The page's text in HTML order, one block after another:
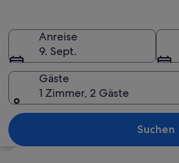
Ein
Anreise
9. Sept.
Gäste
1 Zimmer, 2 Gäste
Suchen